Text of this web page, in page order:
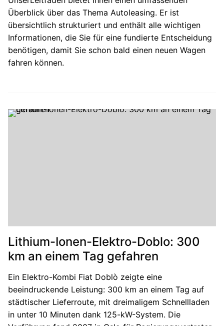
Überblick über das Thema Autoleasing. Er ist
übersichtlich strukturiert und enthält alle wichtigen
Informationen, die Sie für eine fundierte Entscheidung
benötigen, damit Sie schon bald einen neuen Wagen
fahren können.
Lithium-Ionen-Elektro-Doblo: 300
km an einem Tag gefahren
Ein Elektro-Kombi Fiat Doblò zeigte eine
beeindruckende Leistung: 300 km an einem Tag auf
städtischer Lieferroute, mit dreimaligem Schnellladen
in unter 10 Minuten dank 125-kW-System. Die